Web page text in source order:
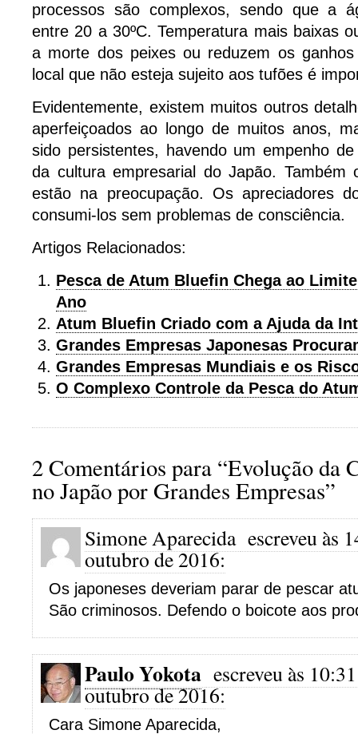
processos são complexos, sendo que a
entre 20 a 30ºC. Temperatura mais baixas
a morte dos peixes ou reduzem os
local que não esteja sujeito aos tufões é
Evidentemente, existem muitos outros
aperfeiçoados ao longo de muitos anos,
sido persistentes, havendo um empenho
da cultura empresarial do Japão. Também
estão na preocupação. Os apreciadores
consumi-los sem problemas de consciência.
Artigos Relacionados:
Pesca de Atum Bluefin Chega ao
Ano
Atum Bluefin Criado com a Ajuda da
Grandes Empresas Japonesas
Grandes Empresas Mundiais e os
O Complexo Controle da Pesca do
2 Comentários para “Evolução da
no Japão por Grandes Empresas”
Simone Aparecida escreveu às
outubro de 2016:
Os japoneses deveriam parar de pescar
São criminosos. Defendo o boicote aos
Paulo Yokota escreveu às
outubro de 2016:
Cara Simone Aparecida,